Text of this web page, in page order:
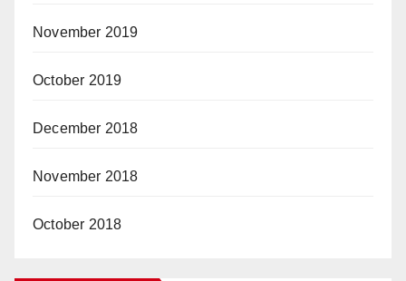
November 2019
October 2019
December 2018
November 2018
October 2018